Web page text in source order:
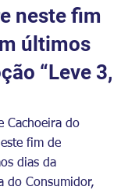
neste fim
últimos
“Leve 3,
Cachoeira do
fim de
dias da
do Consumidor,